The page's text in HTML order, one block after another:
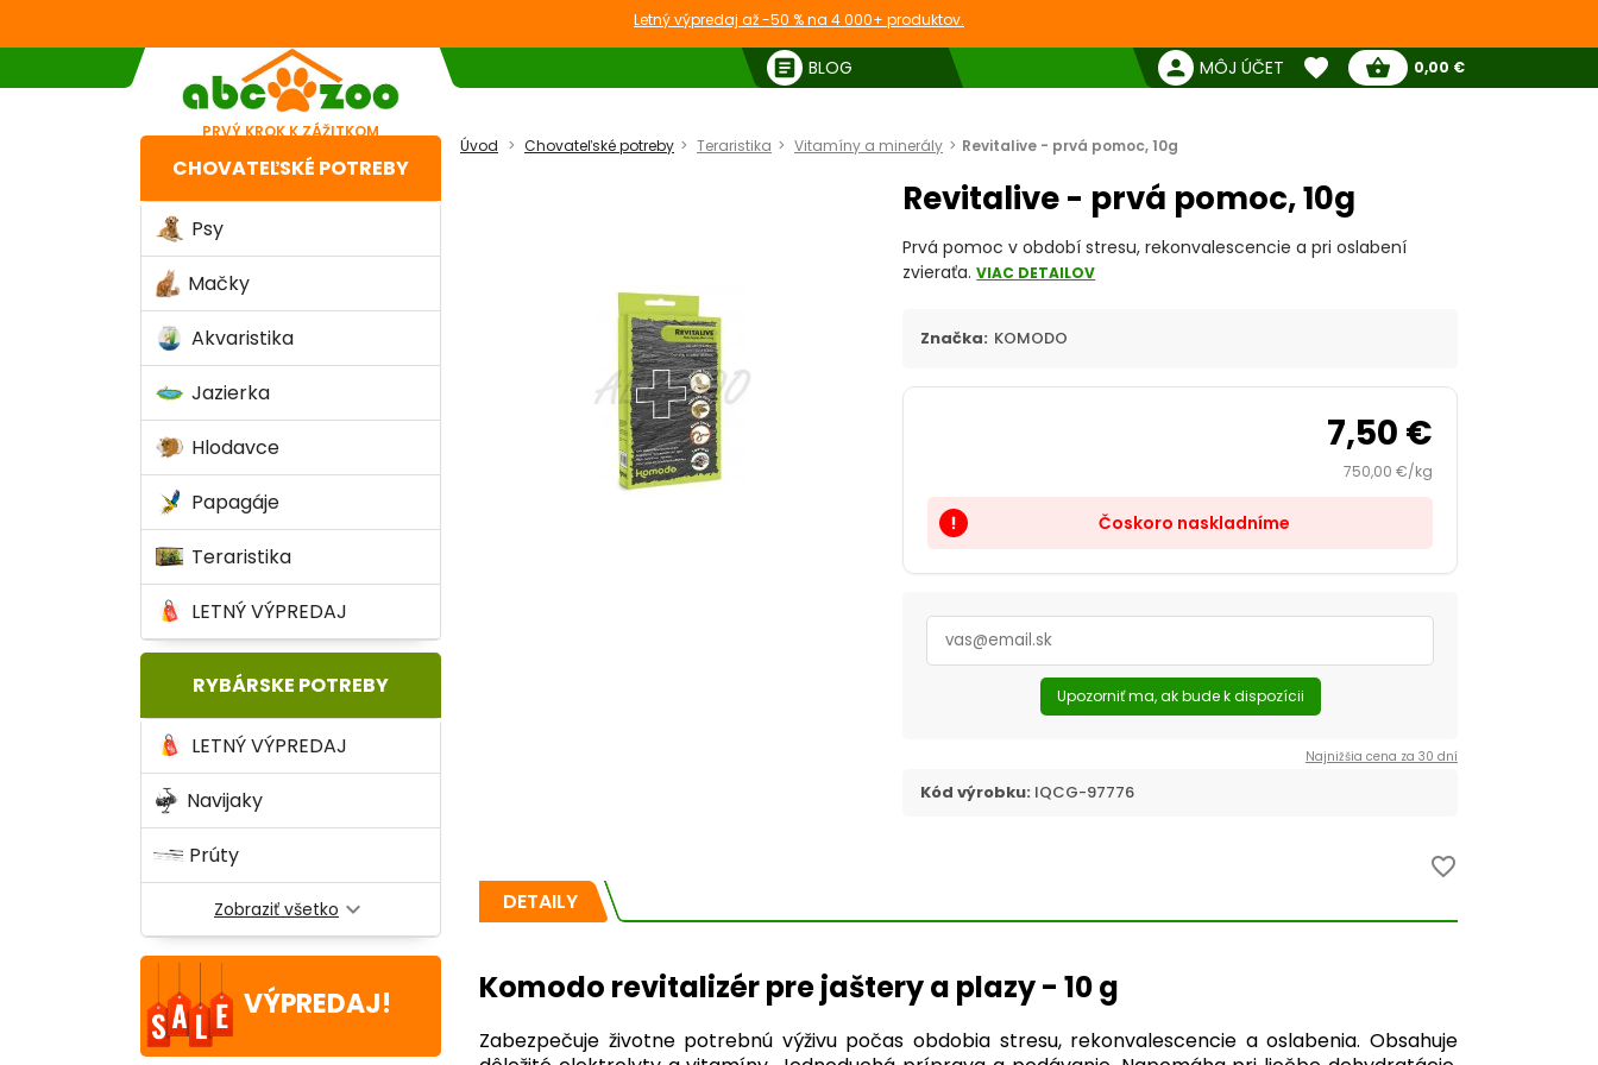
Letný výpredaj až -50 % na 4 000+ produktov.
PRVÝ KROK K ZÁŽITKOM
article BLOG person MÔJ ÚČET favorite
Obľúbené produkty
shopping_basket
Pokladňa
0,00 €
CHOVATEĽSKÉ POTREBY
Psy
Mačky
Akvaristika
Jazierka
Hlodavce
Papagáje
Teraristika
LETNÝ VÝPREDAJ
RYBÁRSKE POTREBY
LETNÝ VÝPREDAJ
Navijaky
Prúty
Zobraziť všetko expand_more
VÝPREDAJ!
Úvod Chovateľské potreby Teraristika Vitamíny a minerály Revitalive - prvá pomoc, 10g
Revitalive - prvá pomoc, 10g
Prvá pomoc v období stresu, rekonvalescencie a pri oslabení
zvieraťa.VIAC DETAILOV
Značka: KOMODO
7,50 €
750,00 €/kg
priority_high Čoskoro naskladníme
Upozorniť ma, ak bude k dispozícii
Najnižšia cena za 30 dní
Kód výrobku: IQCG-97776
favorite_border
DETAILY
Komodo revitalizér pre jaštery a plazy - 10 g
Zabezpečuje životne potrebnú výživu počas obdobia stresu, rekonvalescencie a oslabenia. Obsahuje